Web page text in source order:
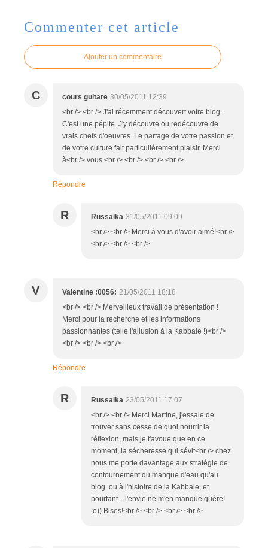
Commenter cet article
Ajouter un commentaire
C cours guitare 30/05/2011 12:39
<br /> <br /> J'ai récemment découvert votre blog.
C'est une pépite. J'y découvre ou redécouvre de
vrais chefs d'oeuvres. Le partage de votre passion et
de votre culture fait particulièrement plaisir. Merci
à<br /> vous.<br /> <br /> <br /> <br />
Répondre
R Russalka 31/05/2011 09:09
<br /> <br /> Merci à vous d'avoir aimé!<br />
<br /> <br /> <br />
V Valentine :0056: 21/05/2011 18:18
<br /> <br /> Merveilleux travail de présentation !
Merci pour la recherche et les informations
passionnantes (telle l'allusion à la Kabbale !)<br />
<br /> <br /> <br />
Répondre
R Russalka 23/05/2011 17:07
<br /> <br /> Merci Martine, j'essaie de
trouver sans cesse de quoi nourrir la
réflexion, mais je t'avoue que en ce
moment, la sécheresse qui sévit<br /> chez
nous me porte davantage aux stratégie de
contournement du manque d'eau qu'au
blog ou à l'histoire de la Kabbale, et
pourtant ...l'envie ne m'en manque guère!
;o)) Bises!<br /> <br /> <br /> <br />